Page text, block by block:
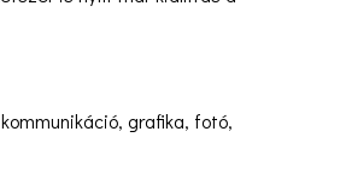
grafika, fotó,